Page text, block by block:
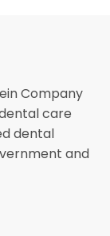
Company
care
dental
and